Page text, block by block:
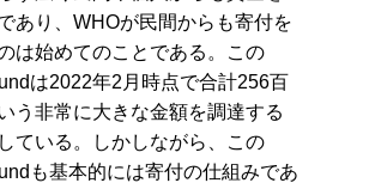
あり、WHOが民間からも寄付を
は始めてのことである。この
は2022年2月時点で合計256百
う非常に大きな金額を調達する
ている。しかしながら、この
も基本的には寄付の仕組みであ